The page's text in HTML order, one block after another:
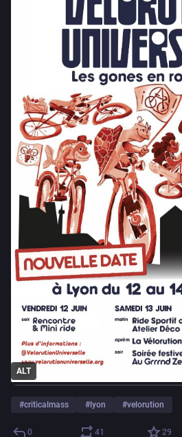
ALT
#criticalmass #lyon #velorution
0 41 29